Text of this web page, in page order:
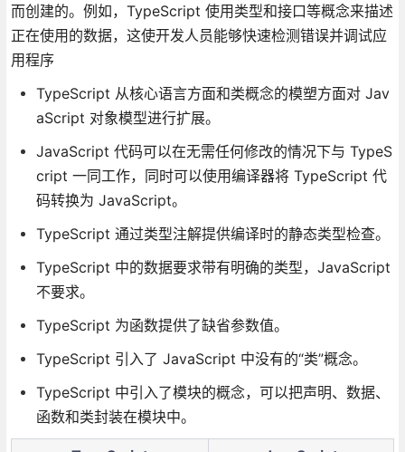
而创建的。例如，TypeScript 使用类型和接口等概念来描述
正在使用的数据，这使开发人员能够快速检测错误并调试应
用程序
TypeScript 从核心语言方面和类概念的模塑方面对 Jav
aScript 对象模型进行扩展。
JavaScript 代码可以在无需任何修改的情况下与 TypeS
cript 一同工作，同时可以使用编译器将 TypeScript 代
码转换为 JavaScript。
TypeScript 通过类型注解提供编译时的静态类型检查。
TypeScript 中的数据要求带有明确的类型，JavaScript
不要求。
TypeScript 为函数提供了缺省参数值。
TypeScript 引入了 JavaScript 中没有的“类”概念。
TypeScript 中引入了模块的概念，可以把声明、数据、
函数和类封装在模块中。